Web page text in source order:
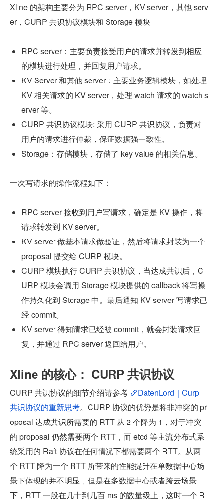
Xline 的架构主要分为 RPC server，KV server，其他 serv
er，CURP 共识协议模块和 Storage 模块
RPC server：主要负责接受用户的请求并转发到相应
的模块进行处理，并回复用户请求。
KV Server 和其他 server：主要业务逻辑模块，如处理
KV 相关请求的 KV server，处理 watch 请求的 watch s
erver 等。
CURP 共识协议模块: 采用 CURP 共识协议，负责对
用户的请求进行仲裁，保证数据强一致性。
Storage：存储模块，存储了 key value 的相关信息。
一次写请求的操作流程如下：
RPC server 接收到用户写请求，确定是 KV 操作，将
请求转发到 KV server。
KV server 做基本请求做验证，然后将请求封装为一个
proposal 提交给 CURP 模块。
CURP 模块执行 CURP 共识协议，当达成共识后，C
URP 模块会调用 Storage 模块提供的 callback 将写操
作持久化到 Storage 中。最后通知 KV server 写请求已
经 commit。
KV server 得知请求已经被 commit，就会封装请求回
复，并通过 RPC server 返回给用户。
Xline 的核心： CURP 共识协议
CURP 共识协议的细节介绍请参考
DatenLord｜Curp
共识协议的重新思考。CURP 协议的优势是将非冲突的 pr
oposal 达成共识所需要的 RTT 从 2 个降为 1，对于冲突
的 proposal 仍然需要两个 RTT，而 etcd 等主流分布式系
统采用的 Raft 协议在任何情况下都需要两个 RTT。从两
个 RTT 降为一个 RTT 所带来的性能提升在单数据中心场
景下体现的并不明显，但是在多数据中心或者跨云场景
下，RTT 一般在几十到几百 ms 的数量级上，这时一个 R